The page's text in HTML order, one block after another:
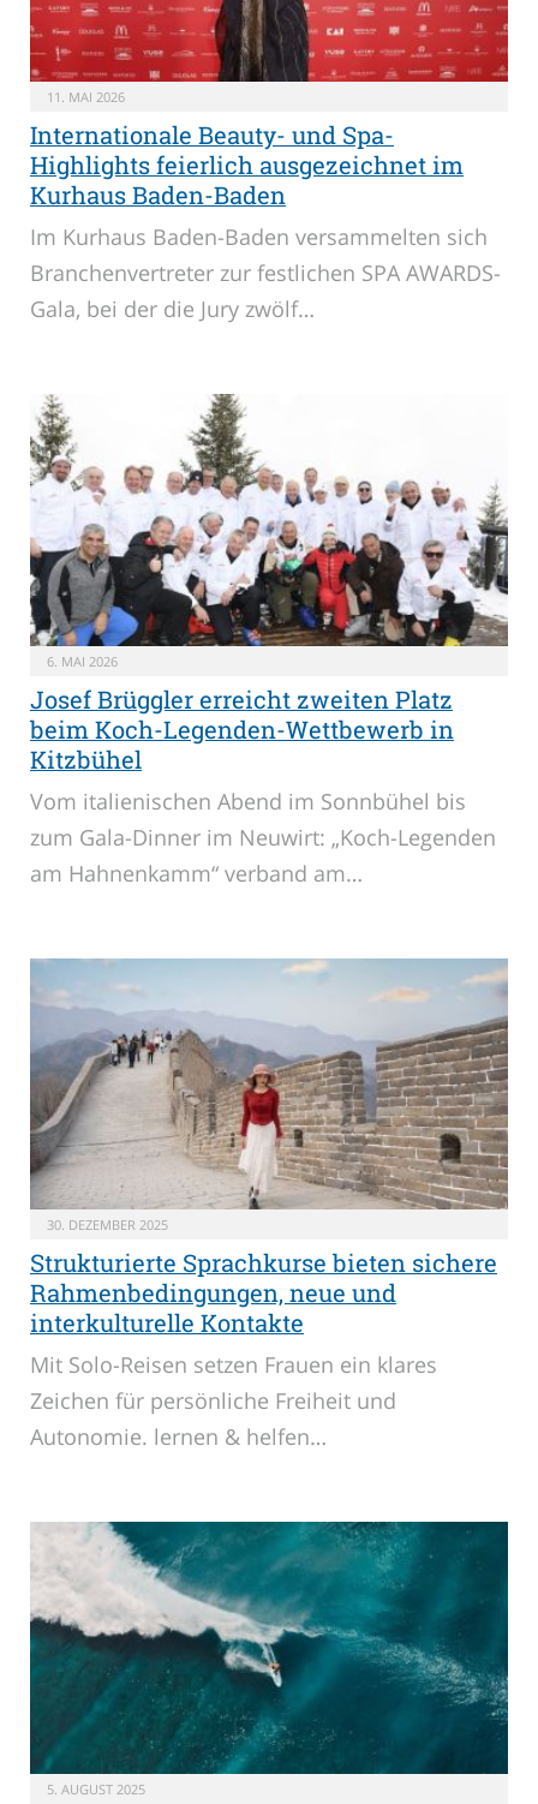
11. MAI 2026
Internationale Beauty- und Spa-
Highlights feierlich ausgezeichnet im
Kurhaus Baden-Baden
Im Kurhaus Baden-Baden versammelten sich
Branchenvertreter zur festlichen SPA AWARDS-
Gala, bei der die Jury zwölf…
6. MAI 2026
Josef Brüggler erreicht zweiten Platz
beim Koch-Legenden-Wettbewerb in
Kitzbühel
Vom italienischen Abend im Sonnbühel bis
zum Gala-Dinner im Neuwirt: „Koch-Legenden
am Hahnenkamm“ verband am…
30. DEZEMBER 2025
Strukturierte Sprachkurse bieten sichere
Rahmenbedingungen, neue und
interkulturelle Kontakte
Mit Solo-Reisen setzen Frauen ein klares
Zeichen für persönliche Freiheit und
Autonomie. lernen & helfen…
5. AUGUST 2025